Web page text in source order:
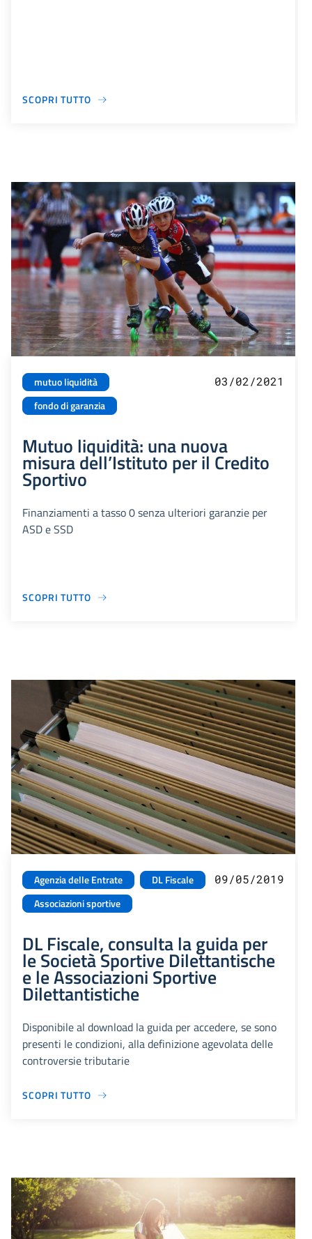
SCOPRI TUTTO
mutuo liquidità
fondo di garanzia
03/02/2021
Mutuo liquidità: una nuova
misura dell’Istituto per il Credito
Sportivo
Finanziamenti a tasso 0 senza ulteriori garanzie per
ASD e SSD
SCOPRI TUTTO
Agenzia delle Entrate
DL Fiscale
Associazioni sportive
09/05/2019
DL Fiscale, consulta la guida per
le Società Sportive Dilettantische
e le Associazioni Sportive
Dilettantistiche
Disponibile al download la guida per accedere, se sono
presenti le condizioni, alla definizione agevolata delle
controversie tributarie
SCOPRI TUTTO